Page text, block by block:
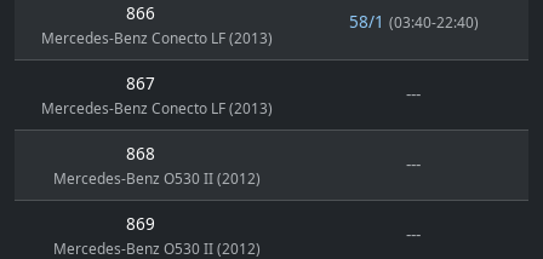
866
Mercedes-Benz Conecto LF (2013)
58/1 (03:40-22:40)
867
Mercedes-Benz Conecto LF (2013)
---
868
Mercedes-Benz O530 II (2012)
---
869
Mercedes-Benz O530 II (2012)
---